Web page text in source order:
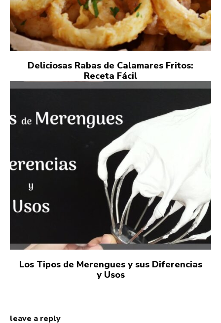
Deliciosas Rabas de Calamares Fritos:
Receta Fácil
Los Tipos de Merengues y sus Diferencias
y Usos
leave a reply